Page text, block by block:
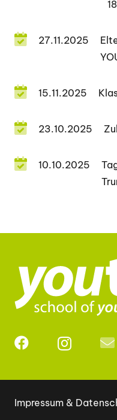
27.11.2025
15.11.2025
23.10.2025
10.10.2025
Impressum &